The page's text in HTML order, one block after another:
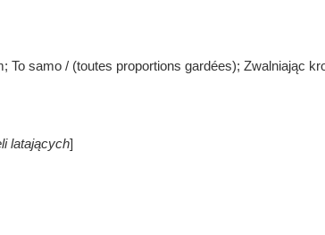
samo / (toutes proportions gardées); Zwalniając
latających]